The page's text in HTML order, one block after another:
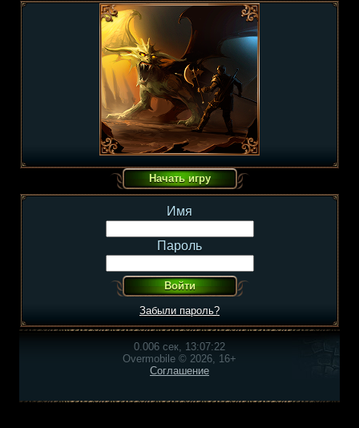
Имя
Пароль
Забыли пароль?
0.006 сек, 13:07:22
Overmobile © 2026, 16+
Соглашение